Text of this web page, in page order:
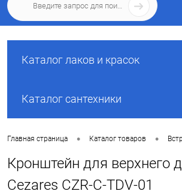
Каталог лаков и красок
Каталог сантехники
Главная страница • Каталог товаров •
Кронштейн для верхнего
Cezares CZR-C-TDV-01